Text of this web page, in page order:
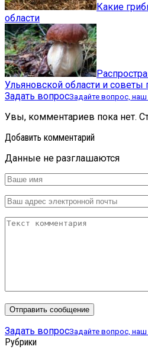
Какие
области
Ульяновской области и советы
Задать вопросЗадайте вопрос,
Увы, комментариев пока нет.
Добавить комментарий
Данные не разглашаются
Задать вопросЗадайте вопрос,
Рубрики